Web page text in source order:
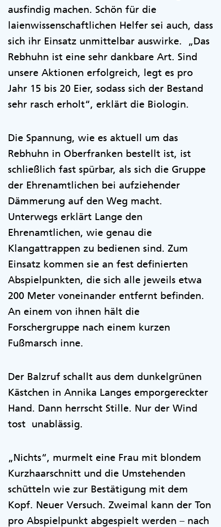
ausfindig machen. Schön für die
laienwissenschaftlichen Helfer sei auch, dass
sich ihr Einsatz unmittelbar auswirke. „Das
Rebhuhn ist eine sehr dankbare Art. Sind
unsere Aktionen erfolgreich, legt es pro
Jahr 15 bis 20 Eier, sodass sich der Bestand
sehr rasch erholt“, erklärt die Biologin.
Die Spannung, wie es aktuell um das
Rebhuhn in Oberfranken bestellt ist, ist
schließlich fast spürbar, als sich die Gruppe
der Ehrenamtlichen bei aufziehender
Dämmerung auf den Weg macht.
Unterwegs erklärt Lange den
Ehrenamtlichen, wie genau die
Klangattrappen zu bedienen sind. Zum
Einsatz kommen sie an fest definierten
Abspielpunkten, die sich alle jeweils etwa
200 Meter voneinander entfernt befinden.
An einem von ihnen hält die
Forschergruppe nach einem kurzen
Fußmarsch inne.
Der Balzruf schallt aus dem dunkelgrünen
Kästchen in Annika Langes emporgereckter
Hand. Dann herrscht Stille. Nur der Wind
tost unablässig.
„Nichts“, murmelt eine Frau mit blondem
Kurzhaarschnitt und die Umstehenden
schütteln wie zur Bestätigung mit dem
Kopf. Neuer Versuch. Zweimal kann der Ton
pro Abspielpunkt abgespielt werden – nach